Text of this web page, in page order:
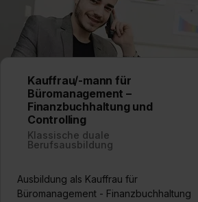
Kauffrau/-mann für
Büromanagement –
Finanzbuchhaltung und
Controlling
Klassische duale
Berufsausbildung
Ausbildung als Kauffrau für
Büromanagement - Finanzbuchhaltung